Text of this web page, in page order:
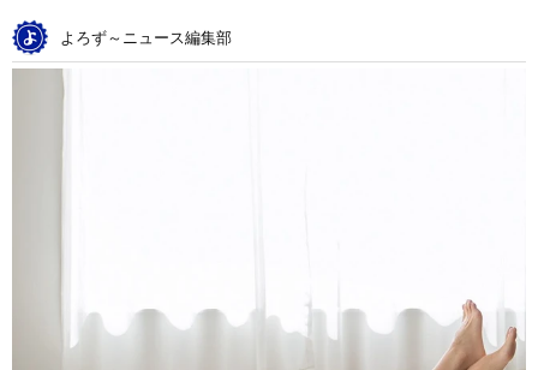
よろず～ニュース編集部